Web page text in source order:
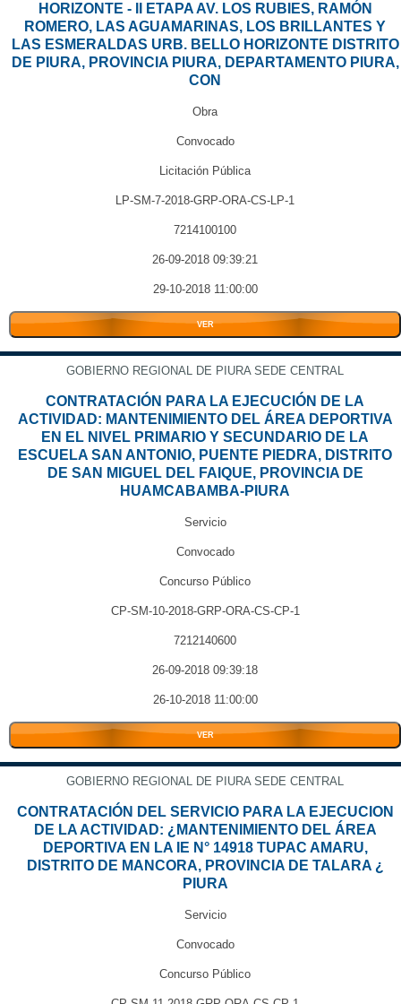
HORIZONTE - II ETAPA AV. LOS RUBIES, RAMÓN
ROMERO, LAS AGUAMARINAS, LOS BRILLANTES Y
LAS ESMERALDAS URB. BELLO HORIZONTE DISTRITO
DE PIURA, PROVINCIA PIURA, DEPARTAMENTO PIURA,
CON
Obra
Convocado
Licitación Pública
LP-SM-7-2018-GRP-ORA-CS-LP-1
7214100100
26-09-2018 09:39:21
29-10-2018 11:00:00
VER
GOBIERNO REGIONAL DE PIURA SEDE CENTRAL
CONTRATACIÓN PARA LA EJECUCIÓN DE LA
ACTIVIDAD: MANTENIMIENTO DEL ÁREA DEPORTIVA
EN EL NIVEL PRIMARIO Y SECUNDARIO DE LA
ESCUELA SAN ANTONIO, PUENTE PIEDRA, DISTRITO
DE SAN MIGUEL DEL FAIQUE, PROVINCIA DE
HUAMCABAMBA-PIURA
Servicio
Convocado
Concurso Público
CP-SM-10-2018-GRP-ORA-CS-CP-1
7212140600
26-09-2018 09:39:18
26-10-2018 11:00:00
VER
GOBIERNO REGIONAL DE PIURA SEDE CENTRAL
CONTRATACIÓN DEL SERVICIO PARA LA EJECUCION
DE LA ACTIVIDAD: ¿MANTENIMIENTO DEL ÁREA
DEPORTIVA EN LA IE N° 14918 TUPAC AMARU,
DISTRITO DE MANCORA, PROVINCIA DE TALARA ¿
PIURA
Servicio
Convocado
Concurso Público